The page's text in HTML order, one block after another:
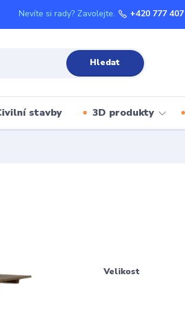
Hledat
Nevíte si rady? Zavolejte. +420 777
stavby 3D produkty
Velikost